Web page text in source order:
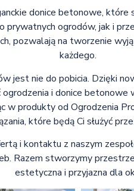
donice betonowe, które
prywatnych ogrodów, jak i
pozwalają na tworzenie
każdego.
jest nie do pobicia. Dzięki
i donice betonowe
w produkty od Ogrodzenia
które będą Ci służyć
i kontaktu z naszym
Razem stworzymy
estetyczna i przyjazna dla